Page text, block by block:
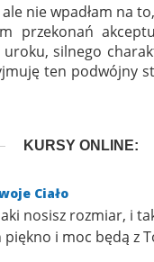
nie wpadłam na
przekonań
uroku, silnego
ten podwójny
KURSY ONLINE:
Ciało
nosisz rozmiar, i
piękno i moc będą z